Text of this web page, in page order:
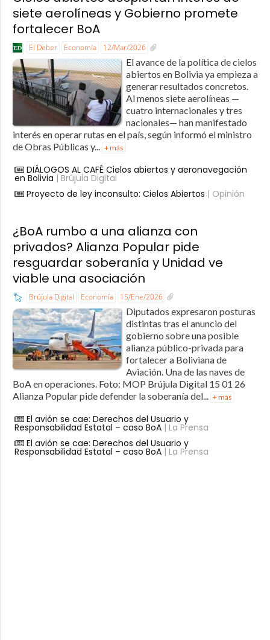
siete aerolíneas y Gobierno promete
fortalecer BoA
El Deber Economía 12/Mar/2026
El avance de la política de cielos
abiertos en Bolivia ya empieza a
generar resultados concretos.
Al menos siete aerolíneas —
cuatro internacionales y tres
nacionales— han manifestado
interés en operar rutas en el país, según informó el ministro
de Obras Públicas y... + más
DIÁLOGOS AL CAFÉ Cielos abiertos y aeronavegación
en Bolivia | Brújula Digital
Proyecto de ley inconsulto: Cielos Abiertos | Opinión
¿BoA rumbo a una alianza con
privados? Alianza Popular pide
resguardar soberanía y Unidad ve
viable una asociación
Brújula Digital Economía 15/Ene/2026
Diputados expresaron posturas
distintas tras el anuncio del
gobierno sobre una posible
alianza público-privada para
fortalecer a Boliviana de
Aviación. Una de las naves de
BoA en operaciones. Foto: MOP Brújula Digital 15 01 26
Alianza Popular pide defender la soberanía del... + más
El avión se cae: Derechos del Usuario y
Responsabilidad Estatal – caso BoA| La Prensa
El avión se cae: Derechos del Usuario y
Responsabilidad Estatal – caso BoA| La Prensa